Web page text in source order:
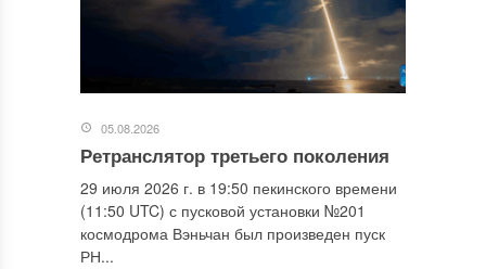
05.08.2026
Ретранслятор третьего поколения
29 июля 2026 г. в 19:50 пекинского времени
(11:50 UTC) с пусковой установки №201
космодрома Вэньчан был произведен пуск
РН...